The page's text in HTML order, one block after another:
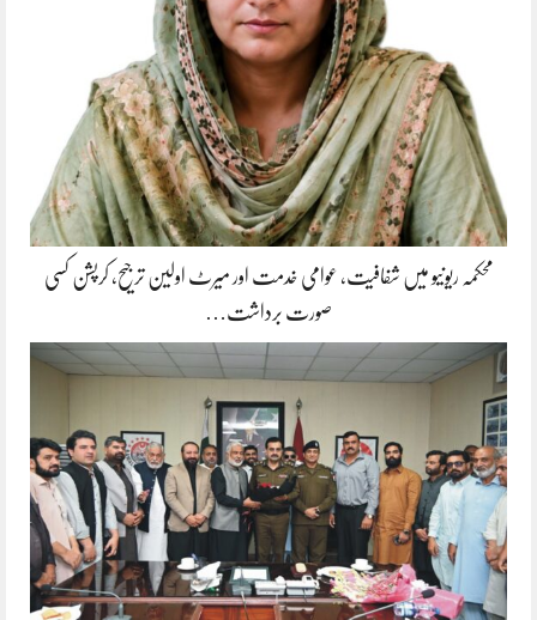
محکمہ ریونیو میں شفافیت، عوامی خدمت اور میرٹ اولین ترجیح، کرپشن کسی
صورت برداشت…